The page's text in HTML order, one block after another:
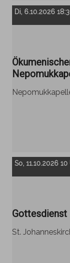
Di, 6.10.2026
So, 11.10.2026 10
Gottesdienst
St.